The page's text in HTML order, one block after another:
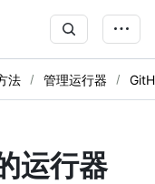
法 管理运行器
运行器